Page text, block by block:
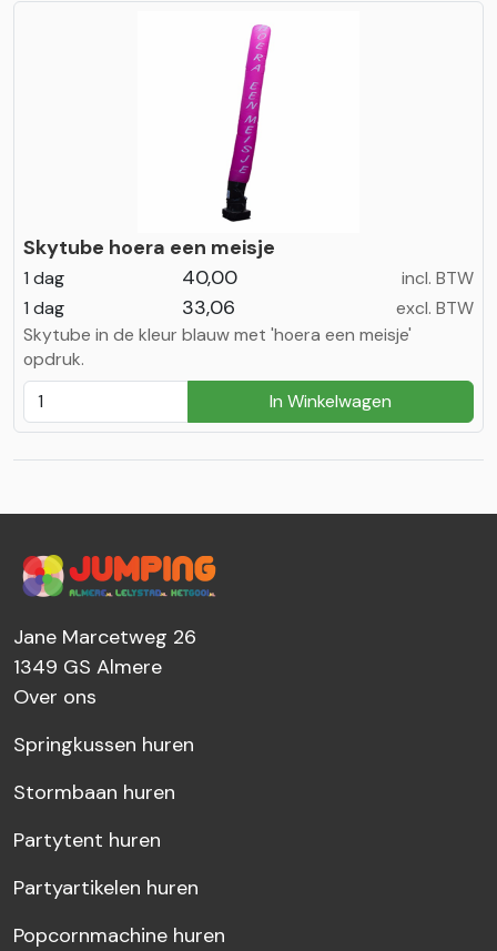
Skytube hoera een meisje
1 dag 40,00
incl. BTW
1 dag
33,06
excl. BTW
Skytube in de kleur blauw met 'hoera een meisje'
opdruk.
In Winkelwagen
Jane Marcetweg 26
1349 GS Almere
Over ons
Springkussen huren
Stormbaan huren
Partytent huren
Partyartikelen huren
Popcornmachine huren